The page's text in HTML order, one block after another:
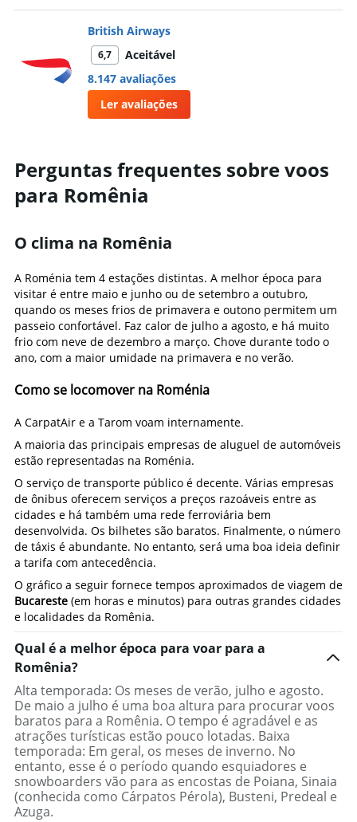
British Airways
6,7
Aceitável
8.147 avaliações
Ler avaliações
Perguntas frequentes sobre voos
para Romênia
O clima na Romênia
A Roménia tem 4 estações distintas. A melhor época para
visitar é entre maio e junho ou de setembro a outubro,
quando os meses frios de primavera e outono permitem um
passeio confortável. Faz calor de julho a agosto, e há muito
frio com neve de dezembro a março. Chove durante todo o
ano, com a maior umidade na primavera e no verão.
Como se locomover na Roménia
A CarpatAir e a Tarom voam internamente.
A maioria das principais empresas de aluguel de automóveis
estão representadas na Roménia.
O serviço de transporte público é decente. Várias empresas
de ônibus oferecem serviços a preços razoáveis entre as
cidades e há também uma rede ferroviária bem
desenvolvida. Os bilhetes são baratos. Finalmente, o número
de táxis é abundante. No entanto, será uma boa ideia definir
a tarifa com antecedência.
O gráfico a seguir fornece tempos aproximados de viagem de
Bucareste (em horas e minutos) para outras grandes cidades
e localidades da Romênia.
Qual é a melhor época para voar para a
Romênia?
Alta temporada: Os meses de verão, julho e agosto.
De maio a julho é uma boa altura para procurar voos
baratos para a Romênia. O tempo é agradável e as
atrações turísticas estão pouco lotadas. Baixa
temporada: Em geral, os meses de inverno. No
entanto, esse é o período quando esquiadores e
snowboarders vão para as encostas de Poiana, Sinaia
(conhecida como Cárpatos Pérola), Busteni, Predeal e
Azuga.